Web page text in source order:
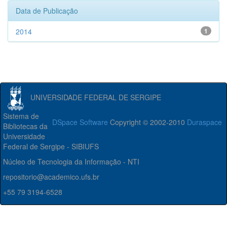
Data de Publicação
1
2014
UNIVERSIDADE FEDERAL DE SERGIPE
DSpace Software Copyright © 2002-2010 Duraspace
Sistema de
Bibliotecas da
Universidade
Federal de Sergipe - SIBIUFS
Núcleo de Tecnologia da Informação - NTI
repositorio@academico.ufs.br
+55 79 3194-6528